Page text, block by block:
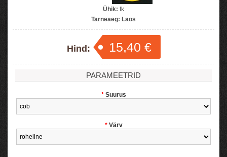
Ühik: tk
Tarneaeg: Laos
Hind: 15,40 €
PARAMEETRID
* Suurus
* Värv